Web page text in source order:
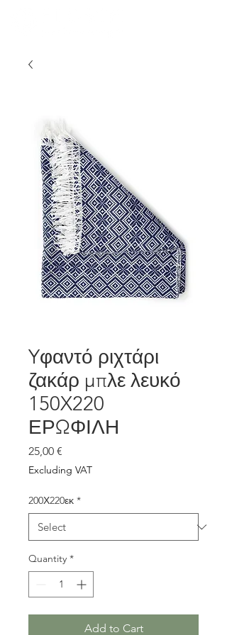
Yφαντό ριχτάρι
ζακάρ μπλε λευκό
150X220
ΕΡΩΦΙΛΗ
25,00 €
Excluding VAT
200Χ220εκ *
Quantity *
Add to Cart